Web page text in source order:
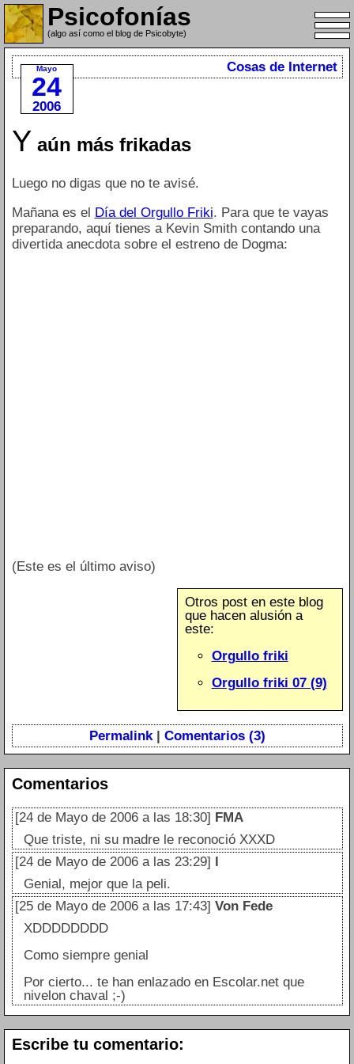
Psicofonías
(algo así como el blog de Psicobyte)
Mayo
24
2006
Cosas de Internet
Y aún más frikadas
Luego no digas que no te avisé.
Mañana es el Día del Orgullo Friki. Para que te vayas
preparando, aquí tienes a Kevin Smith contando una
divertida anecdota sobre el estreno de Dogma:
(Este es el último aviso)
Otros post en este blog
que hacen alusión a
este:
Orgullo friki
Orgullo friki 07 (9)
Permalink| Comentarios (3)
Comentarios
[24 de Mayo de 2006 a las 18:30] FMA
Que triste, ni su madre le reconoció XXXD
[24 de Mayo de 2006 a las 23:29]
Genial, mejor que la peli.
[25 de Mayo de 2006 a las 17:43] Von Fede
XDDDDDDDD
Como siempre genial
Por cierto... te han enlazado en Escolar.net que
nivelon chaval ;-)
Escribe tu comentario: